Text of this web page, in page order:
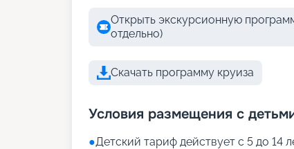
Открыть экскурсионную
отдельно)
Скачать программу круиза
Условия размещения с
●Детский тариф действует с 5 до 14